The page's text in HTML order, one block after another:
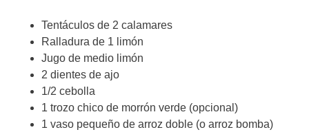
Tentáculos de 2 calamares
Ralladura de 1 limón
Jugo de medio limón
2 dientes de ajo
1/2 cebolla
1 trozo chico de morrón verde (opcional)
1 vaso pequeño de arroz doble (o arroz bomba)